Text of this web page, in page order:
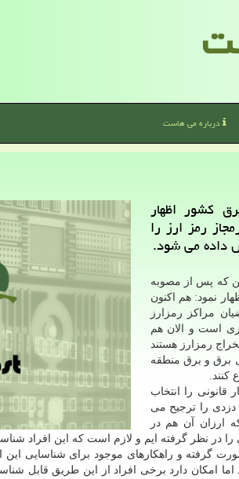
درباره می هاست
كشور اظهار
رمز ارز را
که پس از مصوبه
نمود: هم اکنون
مراکز رمزارز
است و الان هم
رمزارز هستند
برق و برق منطقه
کنند.
قانونی را انتخاب
را ترجیح می
ارزان آن هم در
را در نظر گرفته ایم و لازم است که این افراد
گرفته و راهکارهای موجود برای شناسایی این
امکان دارد برخی افراد از این طریق قابل